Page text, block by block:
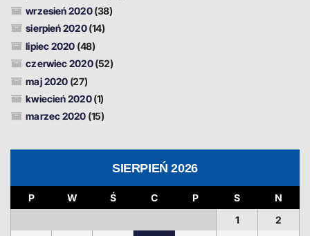
wrzesień 2020(38)
sierpień 2020(14)
lipiec 2020 (48)
czerwiec 2020(52)
maj 2020 (27)
kwiecień 2020(1)
marzec 2020 (15)
SIERPIEŃ 2026
P W Ś C P S
N
1
2